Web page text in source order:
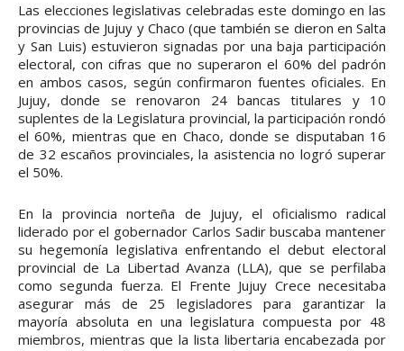
Las elecciones legislativas celebradas este domingo en las
provincias de Jujuy y Chaco (que también se dieron en Salta
y San Luis) estuvieron signadas por una baja participación
electoral, con cifras que no superaron el 60% del padrón
en ambos casos, según confirmaron fuentes oficiales. En
Jujuy, donde se renovaron 24 bancas titulares y 10
suplentes de la Legislatura provincial, la participación rondó
el 60%, mientras que en Chaco, donde se disputaban 16
de 32 escaños provinciales, la asistencia no logró superar
el 50%.
En la provincia norteña de Jujuy, el oficialismo radical
liderado por el gobernador Carlos Sadir buscaba mantener
su hegemonía legislativa enfrentando el debut electoral
provincial de La Libertad Avanza (LLA), que se perfilaba
como segunda fuerza. El Frente Jujuy Crece necesitaba
asegurar más de 25 legisladores para garantizar la
mayoría absoluta en una legislatura compuesta por 48
miembros, mientras que la lista libertaria encabezada por